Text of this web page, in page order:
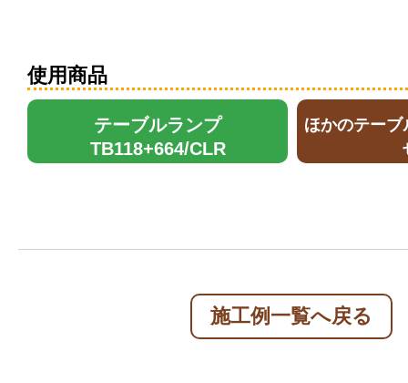
使用商品
テーブルランプ
TB118+664/CLR
ほかのテー
施工例一覧へ戻る